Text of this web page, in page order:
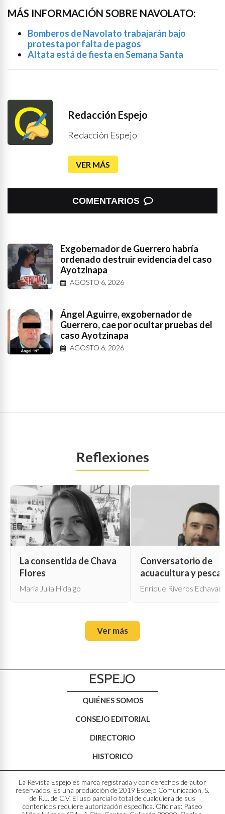
MÁS INFORMACIÓN SOBRE NAVOLATO:
Bomberos de Navolato trabajarán bajo
protesta por falta de pagos
Altata está de fiesta en Semana Santa
Redacción Espejo
Redacción Espejo
VER MÁS
COMENTARIOS
Exgobernador de Guerrero habría
ordenado destruir evidencia del caso
Ayotzinapa
AGOSTO 6, 2026
Ángel Aguirre, exgobernador de
Guerrero, cae por ocultar pruebas del
caso Ayotzinapa
AGOSTO 6, 2026
Reflexiones
La consentida de Chava
Flores
María Julia Hidalgo
Conversatorio de
acuacultura y pesca
Enrique Riveros
Ver más
QUIÉNES SOMOS
CONSEJO EDITORIAL
DIRECTORIO
HISTORICO
La Revista Espejo es marca registrada y con derechos de autor
reservados. Es una producción de 2019 Espejo Comunicación, S.
de R.L. de C.V. El uso parcial o total de cualquiera de sus
contenidos requiere autorización específica. Oficinas: Paseo